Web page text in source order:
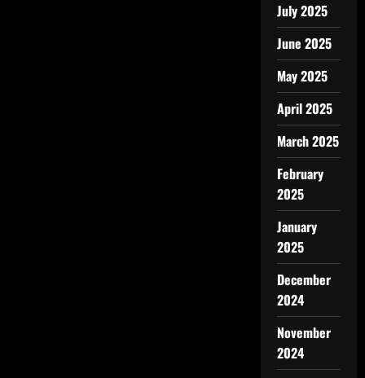
July 2025
June 2025
May 2025
April 2025
March 2025
February
2025
January
2025
December
2024
November
2024